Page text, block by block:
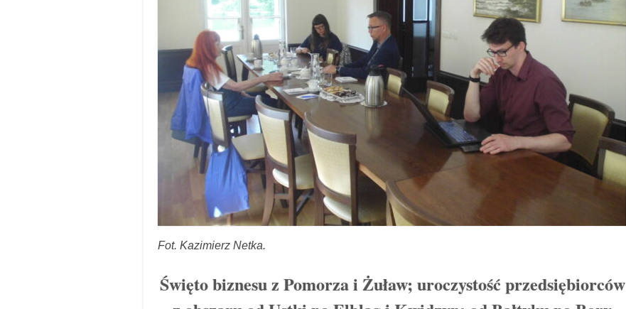
Fot. Kazimierz Netka.
Święto biznesu z Pomorza i Żuław; uroczystość przedsiębiorców